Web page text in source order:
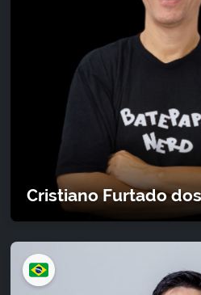
Cristiano Furtado